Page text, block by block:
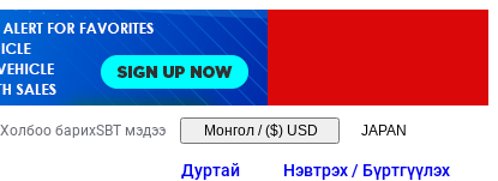
Холбоо барихSBT мэдээ Монгол / ($) USD
Дуртай Нэвтрэх / Бүртгүүлэх